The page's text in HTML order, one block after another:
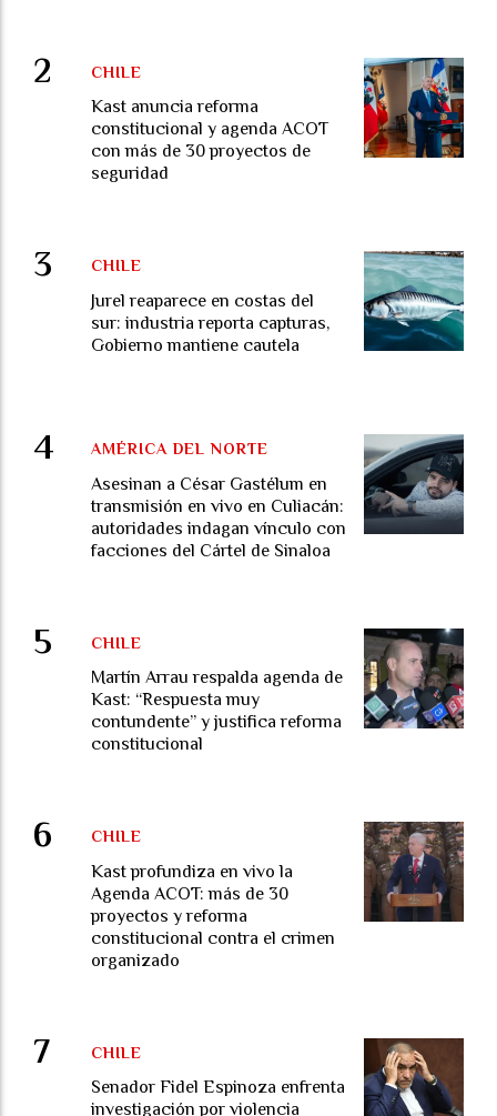
Kast anuncia reforma
constitucional y agenda ACOT
con más de 30 proyectos de
seguridad
CHILE
Jurel reaparece en costas del
sur: industria reporta capturas,
Gobierno mantiene cautela
CHILE
Asesinan a César Gastélum en
transmisión en vivo en Culiacán:
autoridades indagan vínculo con
facciones del Cártel de Sinaloa
AMÉRICA DEL NORTE
Martín Arrau respalda agenda de
Kast: “Respuesta muy
contundente” y justifica reforma
constitucional
CHILE
Kast profundiza en vivo la
Agenda ACOT: más de 30
proyectos y reforma
constitucional contra el crimen
organizado
CHILE
Senador Fidel Espinoza enfrenta
investigación por violencia
CHILE